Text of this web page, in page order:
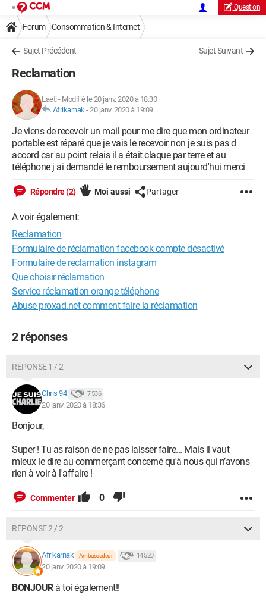
Question
Forum Consommation & Internet
Sujet Précédent Sujet Suivant
Reclamation
Laeti - Modifié le 20 janv. 2020 à 18:30
Afrikarnak-20 janv. 2020 à 19:09
Je viens de recevoir un mail pour me dire que mon ordinateur
portable est réparé que je vais le recevoir non je suis pas d
accord car au point relais il a était claque par terre et au
téléphone j ai demandé le remboursement aujourd'hui merci
Répondre (2) Moi aussi Partager
A voir également:
Reclamation
Formulaire de réclamation facebook compte désactivé
Formulaire de reclamation instagram
Que choisir réclamation
Service réclamation orange téléphone
Abuse proxad.net comment faire la réclamation
2 réponses
RÉPONSE 1 / 2
Chris 94 7 536
20 janv. 2020 à 18:36
Bonjour,
Super ! Tu as raison de ne pas laisser faire... Mais il vaut
mieux le dire au commerçant concerné qu'à nous qui n’avons
rien à voir à l'affaire !
Commenter 0
RÉPONSE 2 / 2
Afrikarnak Ambassadeur 14 520
20 janv. 2020 à 19:09
BONJOURà toi également!!